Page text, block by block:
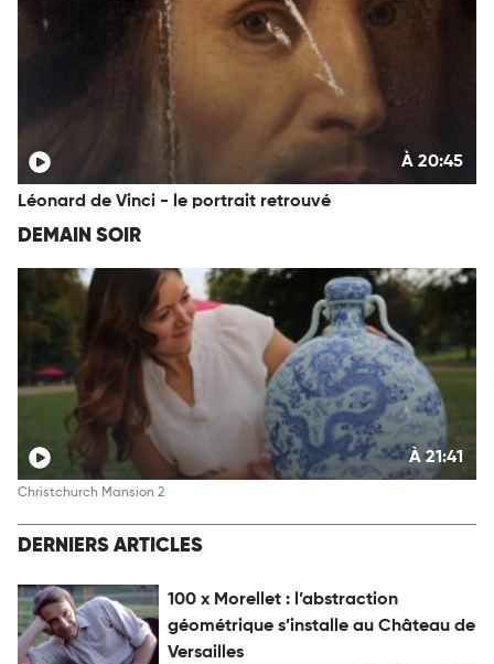
À 20:45
Léonard de Vinci - le portrait retrouvé
DEMAIN SOIR
À 21:41
Christchurch Mansion 2
DERNIERS ARTICLES
100 x Morellet : l’abstraction
géométrique s’installe au Château de
Versailles